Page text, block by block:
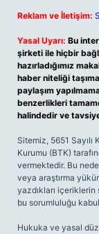
Reklam ve İletişim:
Yasal Uyarı: Bu
şirketi ile hiçbir
hazırladığımız
haber niteliği
paylaşım
benzerlikleri
halindedir ve
Sitemiz, 5651
Kurumu (BTK)
vermektedir. Bu
veya araştırma
yazdıkları
bu sorumluluğu
Hukuka ve yasal